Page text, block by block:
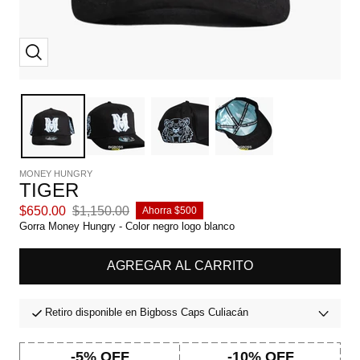
Zoom
MONEY HUNGRY
TIGER
Precio
de
$650.00 Precio
normal
$1,150.00 Ahorra $500
Gorra Money Hungry - Color negro logo blanco
Retiro disponible en Bigboss Caps Culiacán
-5% OFF -10% OFF
AGREGAR AL CARRITO